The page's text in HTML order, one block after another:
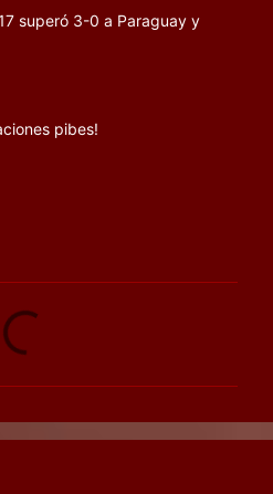
superó 3-0 a Paraguay y
pibes!